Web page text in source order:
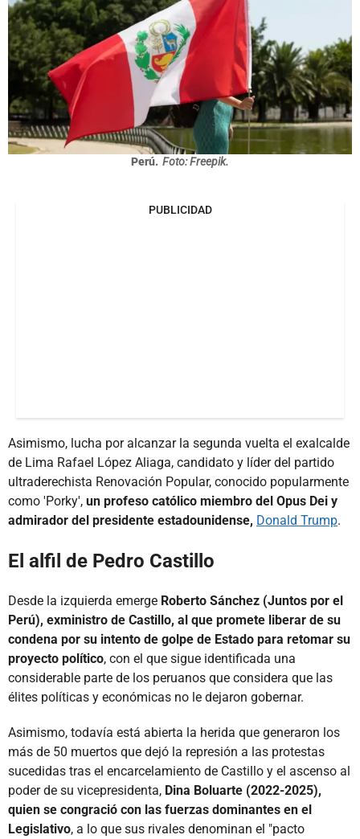
Perú. Foto: Freepik.
PUBLICIDAD
Asimismo, lucha por alcanzar la segunda vuelta el exalcalde
de Lima Rafael López Aliaga, candidato y líder del partido
ultraderechista Renovación Popular, conocido popularmente
como 'Porky', un profeso católico miembro del Opus Dei y
admirador del presidente estadounidense, Donald Trump.
El alfil de Pedro Castillo
Desde la izquierda emerge Roberto Sánchez (Juntos por el
Perú), exministro de Castillo, al que promete liberar de su
condena por su intento de golpe de Estado para retomar su
proyecto político, con el que sigue identificada una
considerable parte de los peruanos que considera que las
élites políticas y económicas no le dejaron gobernar.
Asimismo, todavía está abierta la herida que generaron los
más de 50 muertos que dejó la represión a las protestas
sucedidas tras el encarcelamiento de Castillo y el ascenso al
poder de su vicepresidenta, Dina Boluarte (2022-2025),
quien se congració con las fuerzas dominantes en el
Legislativo, a lo que sus rivales denominan el "pacto